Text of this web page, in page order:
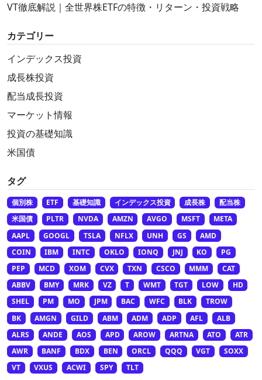
VT徹底解説｜全世界株ETFの特徴・リターン・投資戦略
カテゴリー
インデックス投資
成長株投資
配当成長投資
マーケット情報
投資の基礎知識
米国債
タグ
個別株 ETF 基礎知識 インデックス投資 成長株
配当株
米国債
PLTR NVDA AMZN AVGO MSFT
META
AAPL
GOOGL TSLA NFLX UNH GS
AMD
COIN
IBM INTC OKLO IONQ JNJ KO
PG
PEP
MCD XOM CVX TXN CSCO MMM
CAT
ABBV
BMY MRK VZ T WMT TGT LOW
HD
SHEL
PM MO JPM BAC WFC BLK
TROW
BK
AMGN GILD ABM ADM ADP AFL
ALB
ALRS
ANDE AOS APD AROW ARTNA ATO
ATR
AWR
BANF BDX BEN ORCL QQQ VGT
SOXX
VT
VXUS ACWI SPY TLT